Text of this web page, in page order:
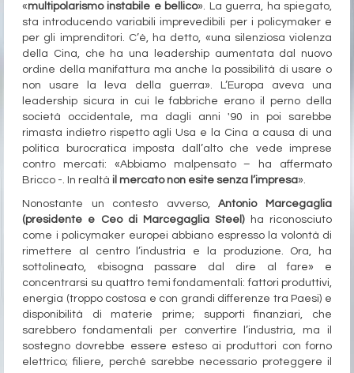
«multipolarismo instabile e bellico». La guerra, ha spiegato,
sta introducendo variabili imprevedibili per i policymaker e
per gli imprenditori. C’è, ha detto, «una silenziosa violenza
della Cina, che ha una leadership aumentata dal nuovo
ordine della manifattura ma anche la possibilità di usare o
non usare la leva della guerra». L’Europa aveva una
leadership sicura in cui le fabbriche erano il perno della
società occidentale, ma dagli anni '90 in poi sarebbe
rimasta indietro rispetto agli Usa e la Cina a causa di una
politica burocratica imposta dall’alto che vede imprese
contro mercati: «Abbiamo malpensato – ha affermato
Bricco -. In realtà il mercato non esite senza l’impresa».
Nonostante un contesto avverso,Antonio Marcegaglia
(presidente e Ceo di Marcegaglia Steel)ha riconosciuto
come i policymaker europei abbiano espresso la volontà di
rimettere al centro l’industria e la produzione. Ora, ha
sottolineato, «bisogna passare dal dire al fare» e
concentrarsi su quattro temi fondamentali: fattori produttivi,
energia (troppo costosa e con grandi differenze tra Paesi) e
disponibilità di materie prime; supporti finanziari, che
sarebbero fondamentali per convertire l’industria, ma il
sostegno dovrebbe essere esteso ai produttori con forno
elettrico; filiere, perché sarebbe necessario proteggere il